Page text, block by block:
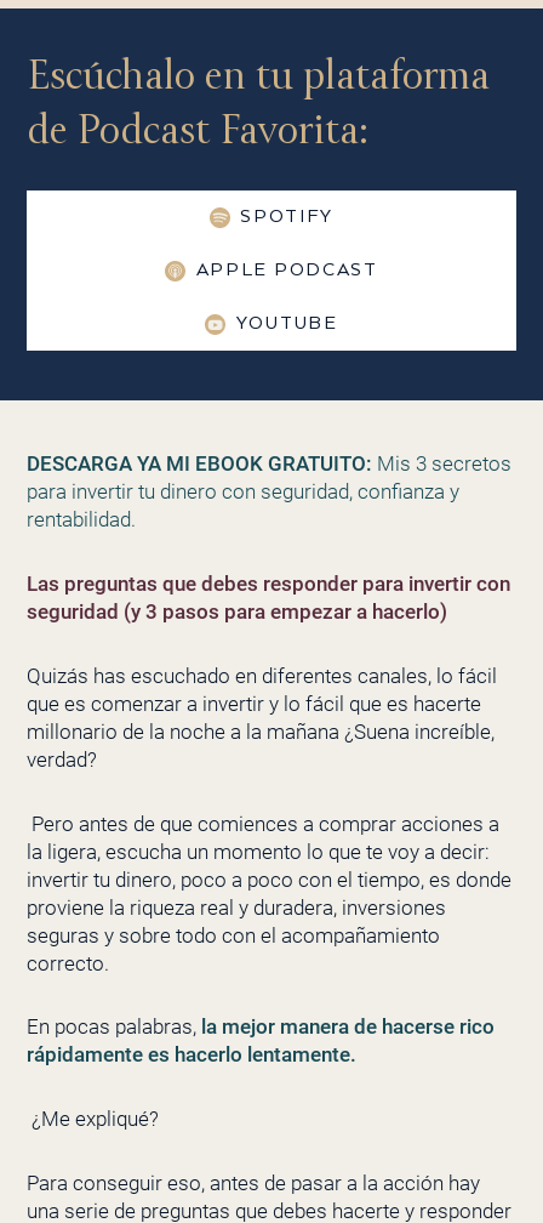
Escúchalo en tu plataforma
de Podcast Favorita:
SPOTIFY
APPLE PODCAST
YOUTUBE
DESCARGA YA MI EBOOK GRATUITO: Mis 3 secretos
para invertir tu dinero con seguridad, confianza y
rentabilidad.
Las preguntas que debes responder para invertir con
seguridad (y 3 pasos para empezar a hacerlo)
Quizás has escuchado en diferentes canales, lo fácil
que es comenzar a invertir y lo fácil que es hacerte
millonario de la noche a la mañana ¿Suena increíble,
verdad?
Pero antes de que comiences a comprar acciones a
la ligera, escucha un momento lo que te voy a decir:
invertir tu dinero, poco a poco con el tiempo, es donde
proviene la riqueza real y duradera, inversiones
seguras y sobre todo con el acompañamiento
correcto.
En pocas palabras, la mejor manera de hacerse rico
rápidamente es hacerlo lentamente.
¿Me expliqué?
Para conseguir eso, antes de pasar a la acción hay
una serie de preguntas que debes hacerte y responder